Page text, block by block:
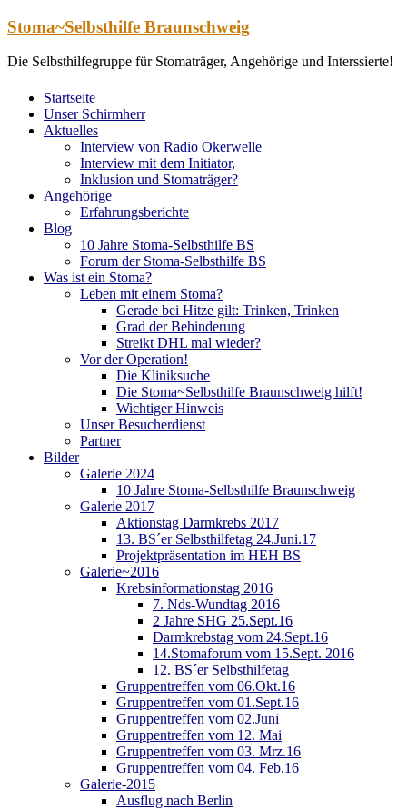
Zum
springen
Stoma~Selbsthilfe Braunschweig
Die Selbsthilfegruppe für Stomaträger, Angehörige und Interssierte!
Startseite
Unser Schirmherr
Aktuelles
Interview von Radio Okerwelle
Interview mit dem Initiator,
Inklusion und Stomaträger?
Angehörige
Erfahrungsberichte
Blog
10 Jahre Stoma-Selbsthilfe BS
Forum der Stoma-Selbsthilfe BS
Was ist ein Stoma?
Leben mit einem Stoma?
Gerade bei Hitze gilt: Trinken, Trinken
Grad der Behinderung
Streikt DHL mal wieder?
Vor der Operation!
Die Kliniksuche
Die Stoma~Selbsthilfe Braunschweig hilft!
Wichtiger Hinweis
Unser Besucherdienst
Partner
Bilder
Galerie 2024
10 Jahre Stoma-Selbsthilfe Braunschweig
Galerie 2017
Aktionstag Darmkrebs 2017
13. BS´er Selbsthilfetag 24.Juni.17
Projektpräsentation im HEH BS
Galerie~2016
Krebsinformationstag 2016
7. Nds-Wundtag 2016
2 Jahre SHG 25.Sept.16
Darmkrebstag vom 24.Sept.16
14.Stomaforum vom 15.Sept. 2016
12. BS´er Selbsthilfetag
Gruppentreffen vom 06.Okt.16
Gruppentreffen vom 01.Sept.16
Gruppentreffen vom 02.Juni
Gruppentreffen vom 12. Mai
Gruppentreffen vom 03. Mrz.16
Gruppentreffen vom 04. Feb.16
Galerie-2015
Ausflug nach Berlin